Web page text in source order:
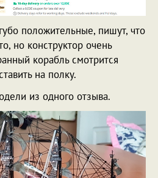
положительные, пишут, что
но конструктор очень
корабль смотрится
на полку.
из одного отзыва.